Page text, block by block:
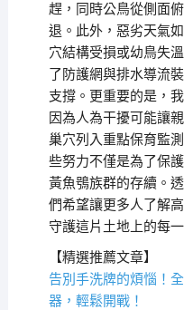
趕，同時公鳥從側面
退。此外，惡劣天氣
穴結構受損或幼鳥失
了防護網與排水導流
支撐。更重要的是，
因為人為干擾可能讓
巢穴列入重點保育監
些努力不僅是為了保
黃魚鴞族群的存續。
們希望讓更多人了解
守護這片土地上的每
【精選推薦文章】
告別手洗牌的煩惱！
器，輕鬆開戰！